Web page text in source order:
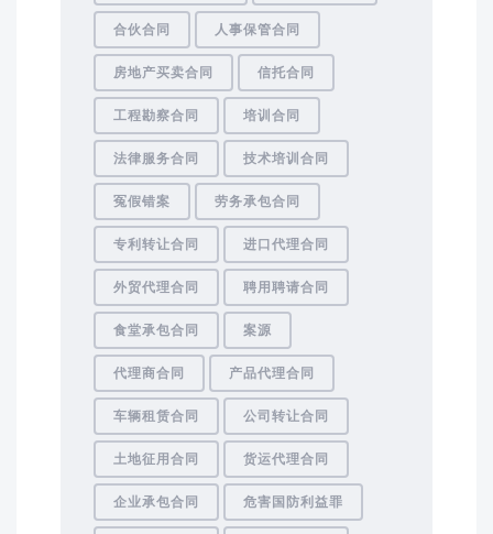
合伙合同 人事保管合同
房地产买卖合同 信托合同
工程勘察合同 培训合同
法律服务合同 技术培训合同
冤假错案 劳务承包合同
专利转让合同 进口代理合同
外贸代理合同 聘用聘请合同
食堂承包合同 案源
代理商合同 产品代理合同
车辆租赁合同 公司转让合同
土地征用合同 货运代理合同
企业承包合同 危害国防利益罪